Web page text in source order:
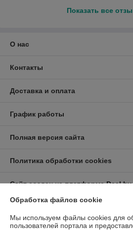
Показать все
О нас
Контакты
Доставка и оплата
График работы
Полная версия сайта
Политика обработки cookies
Сайт создан на платформе Deal.by
Информация для покупателя
Обработка файлов cookie
Мы используем файлы cookies для
пользователей портала и